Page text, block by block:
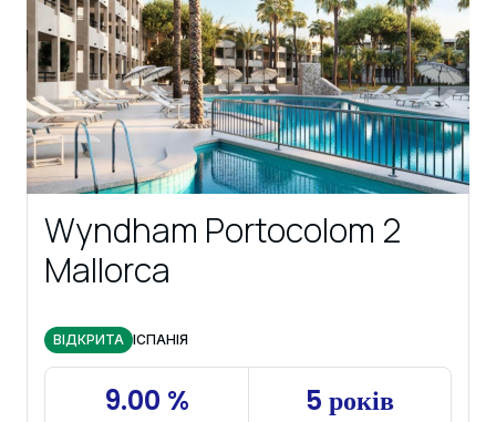
Wyndham Portocolom 2
Mallorca
ВІДКРИТА ІСПАНІЯ
9.00 % 5 років